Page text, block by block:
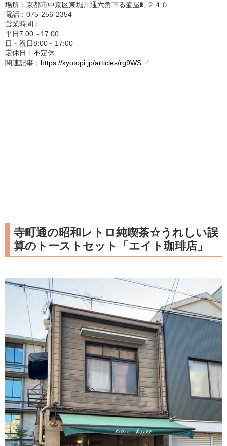
場所：京都市中京区東堀川通六角下る壷屋町２４０
電話：075‐256‐2354
営業時間：
平日7:00～17:00
日・祝日8:00～17:00
定休日：不定休
関連記事： https://kyotopi.jp/articles/rg9WS
寺町通の昭和レトロ純喫茶☆うれしい誤
算のトーストセット「エイト珈琲店」